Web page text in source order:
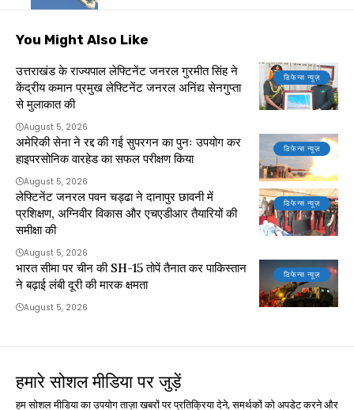
You Might Also Like
डिफेन्स न्यूज़
उत्तराखंड के राज्यपाल लेफ्टिनेंट जनरल गुरमीत सिंह ने
केंद्रीय कमान प्रमुख लेफ्टिनेंट जनरल अनिंद्य सेनगुप्ता
से मुलाकात की
August 5, 2026
डिफेन्स न्यूज़
अमेरिकी सेना ने रद्द की गई सुपरगन का पुनः उपयोग कर
हाइपरसोनिक वारहेड का सफल परीक्षण किया
August 5, 2026
डिफेन्स न्यूज़
लेफ्टिनेंट जनरल पवन चड्ढा ने दानापुर छावनी में
प्रशिक्षण, अग्निवीर विकास और एचएडीआर तैयारियों की
समीक्षा की
August 5, 2026
डिफेन्स न्यूज़
भारत सीमा पर चीन की SH-15 तोपें तैनात कर पाकिस्तान
ने बढ़ाई लंबी दूरी की मारक क्षमता
August 5, 2026
हमारे सोशल मीडिया पर जुड़ें
हम सोशल मीडिया का उपयोग ताज़ा खबरों पर प्रतिक्रिया देने, समर्थकों को अपडेट करने और